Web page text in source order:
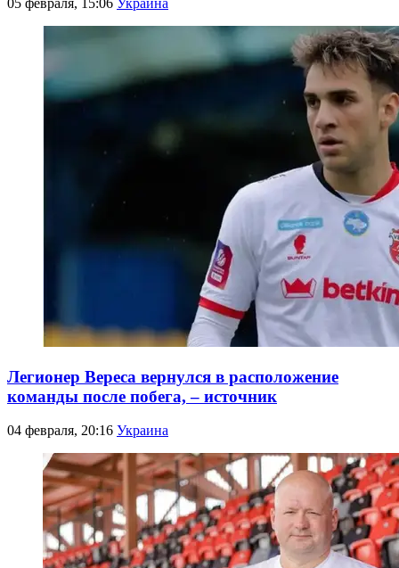
Легионер Вереса вернулся в расположение
команды после побега, – источник
04 февраля, 20:16 Украина